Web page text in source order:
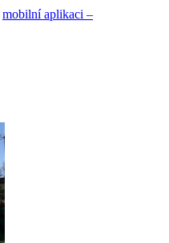
mobilní aplikaci –